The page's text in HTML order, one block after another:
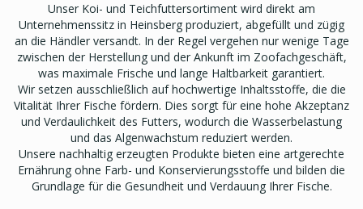
Unser Koi- und Teichfuttersortiment wird direkt am
Unternehmenssitz in Heinsberg produziert, abgefüllt und zügig
an die Händler versandt. In der Regel vergehen nur wenige Tage
zwischen der Herstellung und der Ankunft im Zoofachgeschäft,
was maximale Frische und lange Haltbarkeit garantiert.
Wir setzen ausschließlich auf hochwertige Inhaltsstoffe, die die
Vitalität Ihrer Fische fördern. Dies sorgt für eine hohe Akzeptanz
und Verdaulichkeit des Futters, wodurch die Wasserbelastung
und das Algenwachstum reduziert werden.
Unsere nachhaltig erzeugten Produkte bieten eine artgerechte
Ernährung ohne Farb- und Konservierungsstoffe und bilden die
Grundlage für die Gesundheit und Verdauung Ihrer Fische.